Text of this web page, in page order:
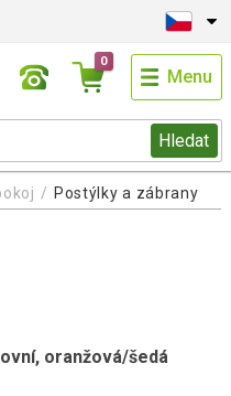
Hledat
0
Menu
Postýlky a zábrany
oranžová/šedá